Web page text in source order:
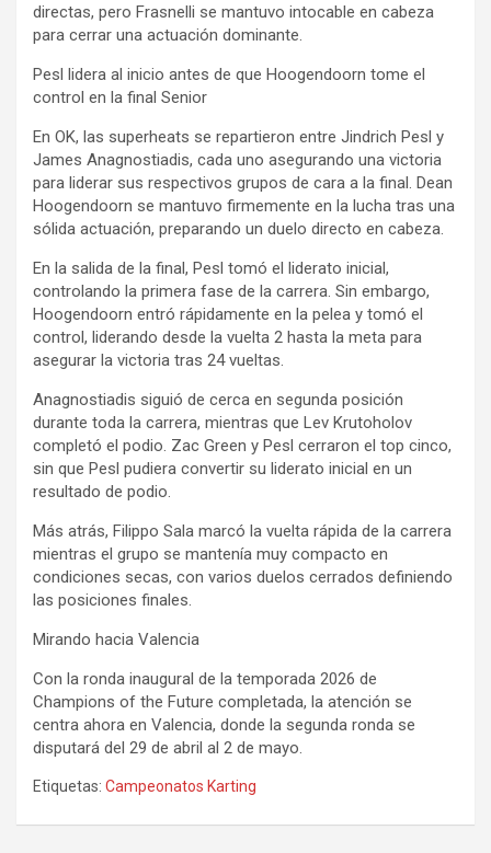
directas, pero Frasnelli se mantuvo intocable en cabeza
para cerrar una actuación dominante.
Pesl lidera al inicio antes de que Hoogendoorn tome el
control en la final Senior
En OK, las superheats se repartieron entre Jindrich Pesl y
James Anagnostiadis, cada uno asegurando una victoria
para liderar sus respectivos grupos de cara a la final. Dean
Hoogendoorn se mantuvo firmemente en la lucha tras una
sólida actuación, preparando un duelo directo en cabeza.
En la salida de la final, Pesl tomó el liderato inicial,
controlando la primera fase de la carrera. Sin embargo,
Hoogendoorn entró rápidamente en la pelea y tomó el
control, liderando desde la vuelta 2 hasta la meta para
asegurar la victoria tras 24 vueltas.
Anagnostiadis siguió de cerca en segunda posición
durante toda la carrera, mientras que Lev Krutoholov
completó el podio. Zac Green y Pesl cerraron el top cinco,
sin que Pesl pudiera convertir su liderato inicial en un
resultado de podio.
Más atrás, Filippo Sala marcó la vuelta rápida de la carrera
mientras el grupo se mantenía muy compacto en
condiciones secas, con varios duelos cerrados definiendo
las posiciones finales.
Mirando hacia Valencia
Con la ronda inaugural de la temporada 2026 de
Champions of the Future completada, la atención se
centra ahora en Valencia, donde la segunda ronda se
disputará del 29 de abril al 2 de mayo.
Etiquetas: Campeonatos Karting